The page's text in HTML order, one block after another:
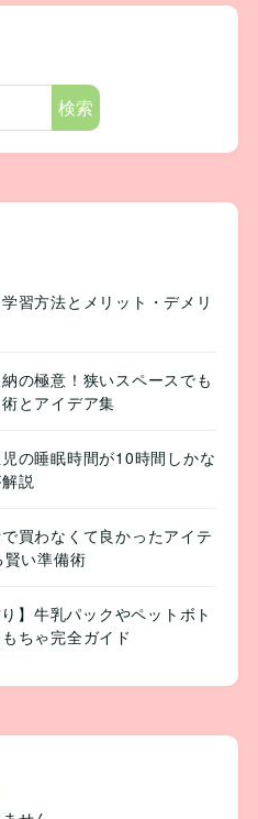
検索
習方法とメリット・デメリ
の極意！狭いスペースでも
とアイデア集
の睡眠時間が10時間しかな
説
買わなくて良かったアイテ
い準備術
】牛乳パックやペットボト
ちゃ完全ガイド